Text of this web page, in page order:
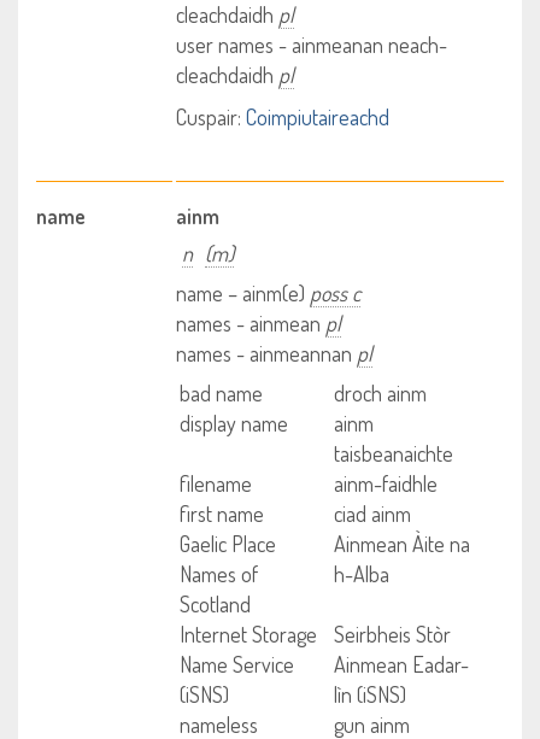
cleachdaidh pl
user names - ainmeanan neach-
cleachdaidh pl
Cuspair: Coimpiutaireachd
name
ainm
n (m)
name – ainm(e) poss c
names - ainmean pl
names - ainmeannan pl
bad name
droch ainm
display name
ainm
taisbeanaichte
filename
ainm-faidhle
first name
ciad ainm
Gaelic Place
Names of
Scotland
Ainmean Àite na
h-Alba
Internet Storage
Name Service
(iSNS)
Seirbheis Stòr
Ainmean Eadar-
lìn (iSNS)
nameless
gun ainm